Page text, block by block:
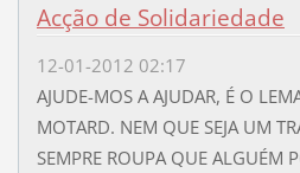
Acção de Solidariedade
12-01-2012 02:17
AJUDE-MOS A AJUDAR, É O
MOTARD. NEM QUE SEJA UM
SEMPRE ROUPA QUE ALGUÉM